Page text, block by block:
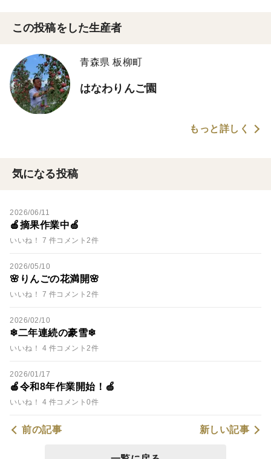
この投稿をした生産者
青森県 板柳町
はなわりんご園
もっと詳しく
気になる投稿
2026/06/11
🍎摘果作業中🍏
いいね！ 7 件コメント2件
2026/05/10
🌸りんごの花満開🌸
いいね！ 7 件コメント2件
2026/02/10
❄二年連続の豪雪❄
いいね！ 4 件コメント2件
2026/01/17
🍎令和8年作業開始！🍏
いいね！ 4 件コメント0件
前の記事 新しい記事